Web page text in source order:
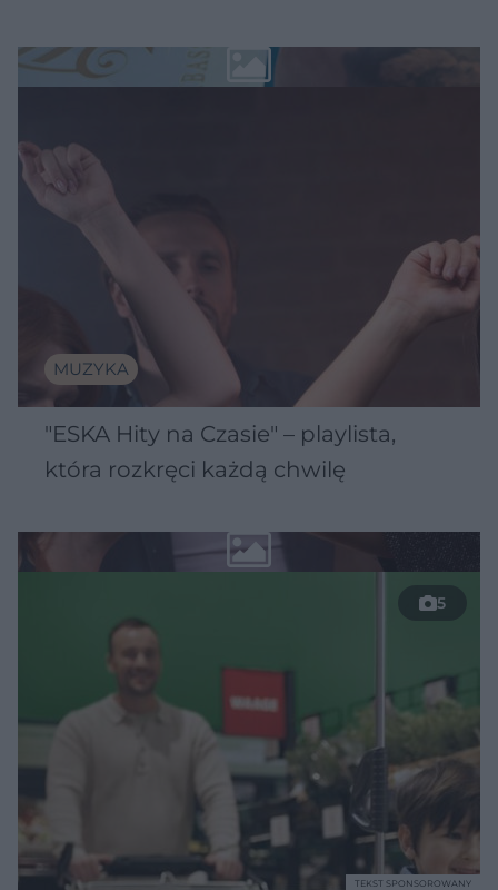
MUZYKA
"ESKA Hity na Czasie" – playlista,
która rozkręci każdą chwilę
5
TEKST SPONSOROWANY